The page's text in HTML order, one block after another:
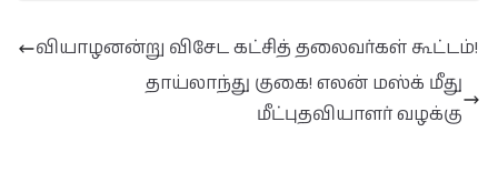
வியாழனன்று விசேட கட்சித் தலைவர்கள் கூட்டம்!
தாய்லாந்து குகை! எலன் மஸ்க் மீது
மீட்புதவியாளர் வழக்கு